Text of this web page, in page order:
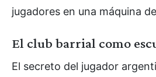
jugadores en una máquina
El club barrial como
El secreto del jugador